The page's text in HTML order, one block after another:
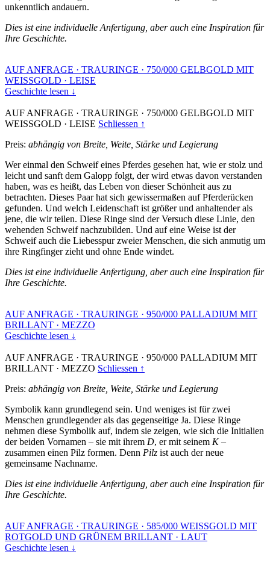
unkenntlich andauern.
Dies ist eine individuelle Anfertigung, aber auch eine Inspiration für
Ihre Geschichte.
AUF ANFRAGE · TRAURINGE · 750/000 GELBGOLD MIT
WEISSGOLD · LEISE
Geschichte lesen ↓
AUF ANFRAGE · TRAURINGE · 750/000 GELBGOLD MIT
WEISSGOLD · LEISE Schliessen ↑
Preis: abhängig von Breite, Weite, Stärke und Legierung
Wer einmal den Schweif eines Pferdes gesehen hat, wie er stolz und
leicht und sanft dem Galopp folgt, der wird etwas davon verstanden
haben, was es heißt, das Leben von dieser Schönheit aus zu
betrachten. Dieses Paar hat sich gewissermaßen auf Pferderücken
gefunden. Und welch Leidenschaft ist größer und anhaltender als
jene, die wir teilen. Diese Ringe sind der Versuch diese Linie, den
wehenden Schweif nachzubilden. Und auf eine Weise ist der
Schweif auch die Liebesspur zweier Menschen, die sich anmutig um
ihre Ringfinger zieht und ohne Ende windet.
Dies ist eine individuelle Anfertigung, aber auch eine Inspiration für
Ihre Geschichte.
AUF ANFRAGE · TRAURINGE · 950/000 PALLADIUM MIT
BRILLANT · MEZZO
Geschichte lesen ↓
AUF ANFRAGE · TRAURINGE · 950/000 PALLADIUM MIT
BRILLANT · MEZZO Schliessen ↑
Preis: abhängig von Breite, Weite, Stärke und Legierung
Symbolik kann grundlegend sein. Und weniges ist für zwei
Menschen grundlegender als das gegenseitige Ja. Diese Ringe
nehmen diese Symbolik auf, indem sie zeigen, wie sich die Initialien
der beiden Vornamen – sie mit ihrem D, er mit seinem K–
zusammen einen Pilz formen. Denn Pilz ist auch der neue
gemeinsame Nachname.
Dies ist eine individuelle Anfertigung, aber auch eine Inspiration für
Ihre Geschichte.
AUF ANFRAGE · TRAURINGE · 585/000 WEISSGOLD MIT
ROTGOLD UND GRÜNEM BRILLANT · LAUT
Geschichte lesen ↓